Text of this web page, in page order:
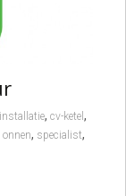
, cv-ketel ,
onnen, specialist,